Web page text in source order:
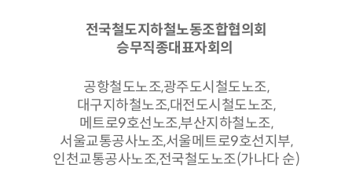
전국철도지하철노동조합협의회
승무직종대표자회의
공항철도노조,광주도시철도노조,
대구지하철노조,대전도시철도노조,
메트로9호선노조,부산지하철노조,
서울교통공사노조,서울메트로9호선지부,
인천교통공사노조,전국철도노조(가나다 순)